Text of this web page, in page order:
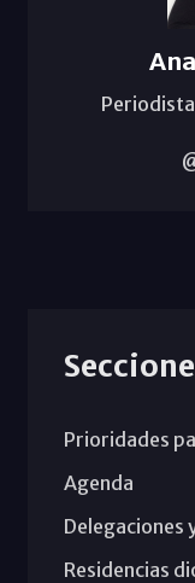
Prioridades
Agenda
Delegaciones
Residencias